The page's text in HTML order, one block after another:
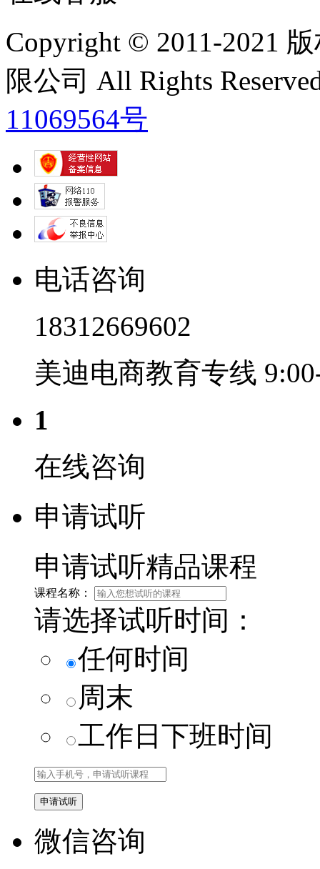
Copyright © 2011-2021
限公司 All Rights
11069564号
电话咨询
18312669602
美迪电商教育专线
1
在线咨询
申请试听
申请试听精品课程
课程名称：
请选择试听时间：
任何时间
周末
工作日下班时间
微信咨询